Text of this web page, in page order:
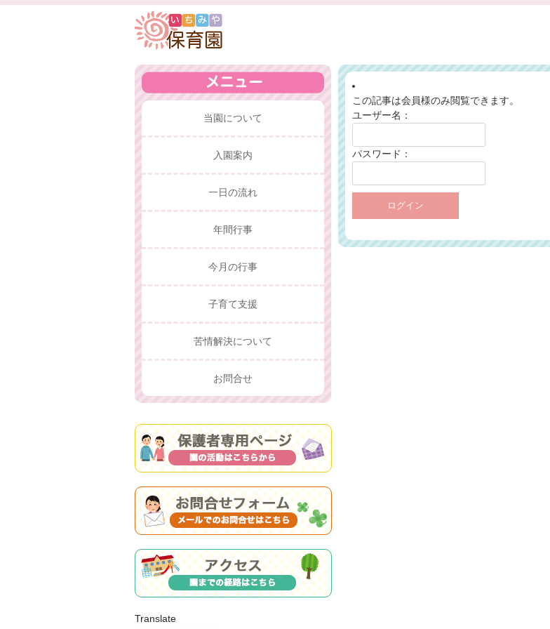
この記事は会員様のみ閲覧できます。
ユーザー名：
パスワード：
当園について
入園案内
一日の流れ
年間行事
今月の行事
子育て支援
苦情解決について
お問合せ
Translate